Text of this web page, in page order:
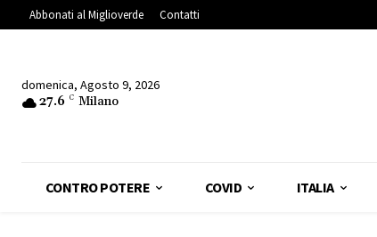
Abbonati al Miglioverde Contatti
domenica, Agosto 9, 2026
27.6 C Milano
CONTRO POTERE COVID ITALIA